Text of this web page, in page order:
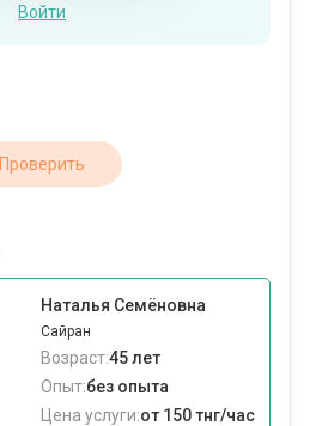
Войти
Проверить
Наталья Семёновна
Сайран
Возраст:45 лет
Опыт:без опыта
Цена услуги:от 150 тнг/час